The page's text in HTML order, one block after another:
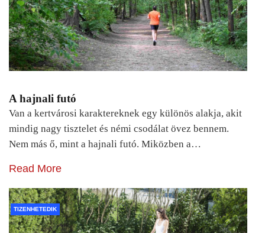
A hajnali futó
Van a kertvárosi karaktereknek egy különös alakja, akit
mindig nagy tisztelet és némi csodálat övez bennem.
Nem más ő, mint a hajnali futó. Miközben a…
Read More
TIZENHETEDIK